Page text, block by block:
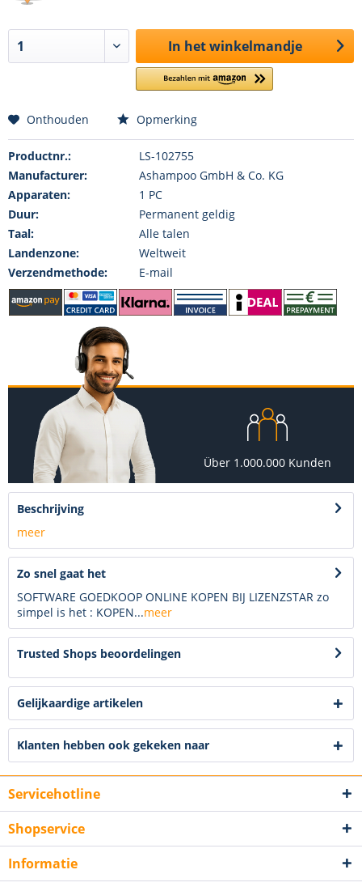
In het winkelmandje
Onthouden Opmerking
Productnr.:
LS-102755
Manufacturer:
Ashampoo GmbH & Co. KG
Apparaten:
1 PC
Duur:
Permanent geldig
Taal:
Alle talen
Landenzone:
Weltweit
Verzendmethode:
E-mail
Über 1.000.000 Kunden
Beschrijving
meer
Zo snel gaat het
SOFTWARE GOEDKOOP ONLINE KOPEN BIJ LIZENZSTAR zo
simpel is het : KOPEN...meer
Trusted Shops beoordelingen
Gelijkaardige artikelen
Klanten hebben ook gekeken naar
Servicehotline
Shopservice
Informatie